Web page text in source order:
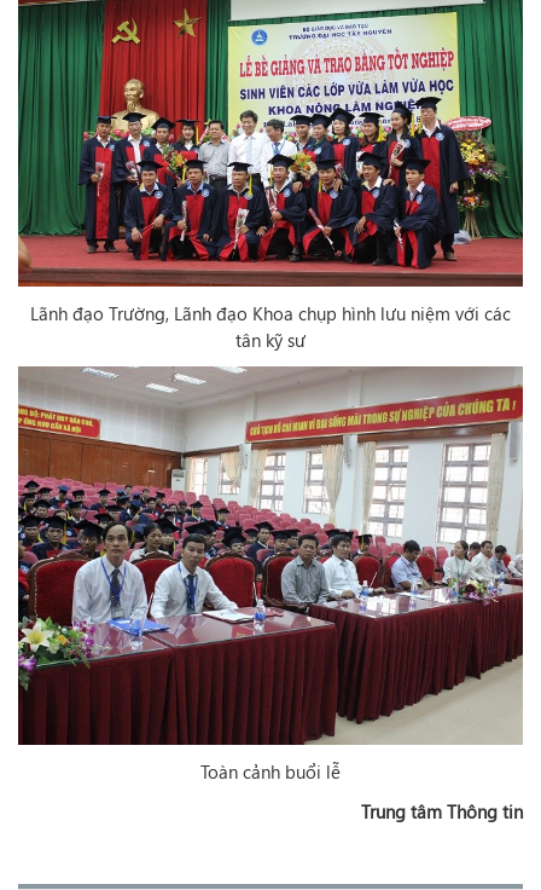
Lãnh đạo Trường, Lãnh đạo Khoa chụp hình lưu niệm với các
tân kỹ sư
Toàn cảnh buổi lễ
Trung tâm Thông tin